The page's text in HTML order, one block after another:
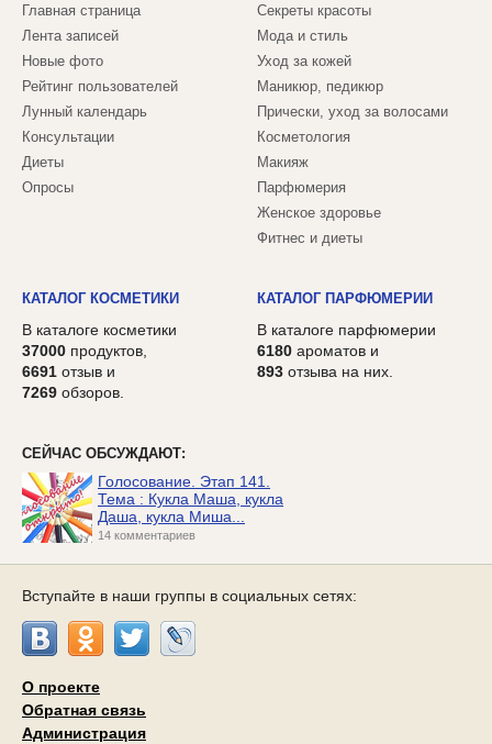
Главная страница
Лента записей
Новые фото
Рейтинг пользователей
Лунный календарь
Консультации
Диеты
Опросы
Секреты красоты
Мода и стиль
Уход за кожей
Маникюр, педикюр
Прически, уход за волосами
Косметология
Макияж
Парфюмерия
Женское здоровье
Фитнес и диеты
КАТАЛОГ КОСМЕТИКИ
В каталоге косметики
37000 продуктов,
6691 отзыв и
7269 обзоров.
КАТАЛОГ ПАРФЮМЕРИИ
В каталоге парфюмерии
6180 ароматов и
893 отзыва на них.
СЕЙЧАС ОБСУЖДАЮТ:
Голосование. Этап 141.
Тема : Кукла Маша, кукла
Даша, кукла Миша...
14 комментариев
Вступайте в наши группы в социальных сетях:
О проекте
Обратная связь
Администрация